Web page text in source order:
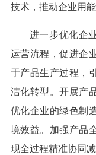
技术，推动企业用
进一步优化企
运营流程，促进企
于产品生产过程，
洁化转型。开展产
优化企业的绿色制
境效益。加强产品
现全过程精准协同减